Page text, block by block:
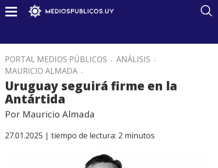
PORTAL MEDIOS PÚBLICOS . ANÁLISIS .
MAURICIO ALMADA .
Uruguay seguirá firme en la
Antártida
Por Mauricio Almada
27.01.2025 | tiempo de lectura: 2 minutos